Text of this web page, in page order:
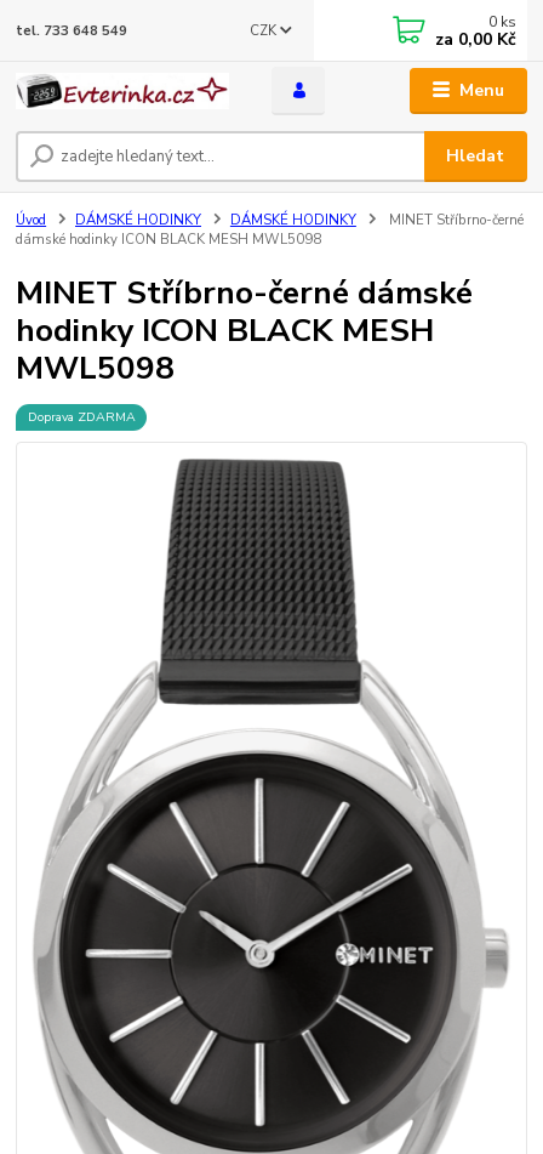
Menu
CZK
Hledat
tel. 733 648 549 0 ks
za 0,00 Kč
Úvod DÁMSKÉ HODINKY DÁMSKÉ HODINKY
MINET Stříbrno-černé
dámské hodinky ICON BLACK MESH MWL5098
MINET Stříbrno-černé dámské
hodinky ICON BLACK MESH
MWL5098
Doprava ZDARMA